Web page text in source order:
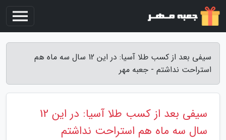
سیفی بعد از کسب طلا آسیا: در این 12 سال سه ماه هم
استراحت نداشتم - جعبه مهر
سیفی بعد از کسب طلا آسیا: در این 12
سال سه ماه هم استراحت نداشتم